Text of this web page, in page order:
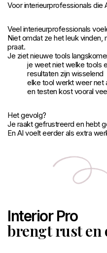
Voor interieurprofessionals die
Veel interieurprofessionals
Niet omdat ze het leuk vinden,
praat.
Je ziet nieuwe tools
je weet niet welke tools
resultaten zijn wisselend
elke tool werkt weer net
en testen kost vooral
Het gevolg?
Je raakt gefrustreerd en hebt
En AI voelt eerder als extra
Interior Pro
brengt rust en